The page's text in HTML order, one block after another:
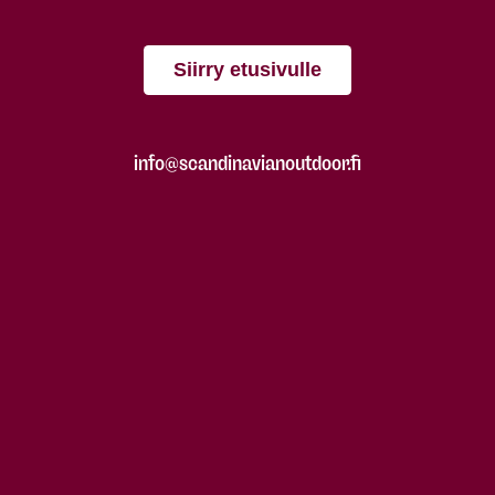
Siirry etusivulle
info@scandinavianoutdoor.fi